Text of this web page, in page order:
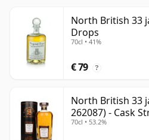
North British 33
Drops
70cl • 41%
€ 79 ?
North British 33
262087) - Cask
70cl • 53.2%